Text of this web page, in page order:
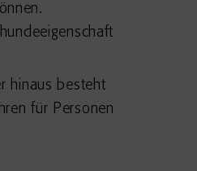
hinaus besteht
für Personen